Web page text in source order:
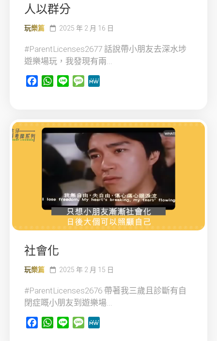
人以群分
玩樂篇 2025 年 2 月 16 日
#ParentLicenses2677 話說帶小朋友去深水埗
遊樂場玩，我發現有兩...
FacebookWhatsApp
Line Message
社會化
玩樂篇 2025 年 2 月 15 日
#ParentLicenses2676 帶著我三歲且診斷有自
閉症嘅小朋友到遊樂場...
FacebookWhatsApp
Line Message